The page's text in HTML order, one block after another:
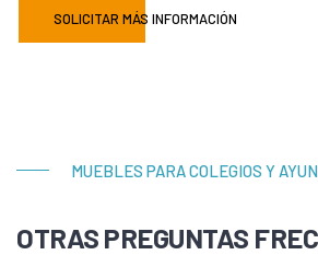
SOLICITAR MÁS INFORMACIÓN
MUEBLES PARA COLEGIOS Y
OTRAS PREGUNTAS